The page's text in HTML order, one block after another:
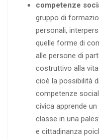
competenze
gruppo di
personali,
quelle forme di
alle persone di
costruttivo alla
cioè la possibilità
competenze
civica apprende
classe in una
e cittadinanza